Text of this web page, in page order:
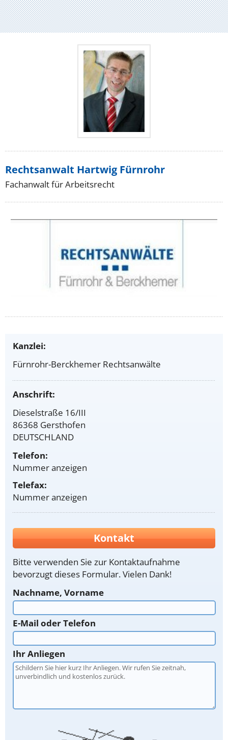
Rechtsanwalt Hartwig Fürnrohr
Fachanwalt für Arbeitsrecht
Kanzlei:
Fürnrohr-Berckhemer Rechtsanwälte
Anschrift:
Dieselstraße 16/III
86368 Gersthofen
DEUTSCHLAND
Telefon:
Nummer anzeigen
Telefax:
Nummer anzeigen
Kontakt
Bitte verwenden Sie zur Kontaktaufnahme
bevorzugt dieses Formular. Vielen Dank!
Nachname, Vorname
E-Mail oder Telefon
Ihr Anliegen